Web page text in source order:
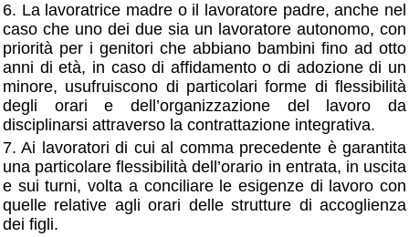
6. La lavoratrice madre o il lavoratore padre, anche nel
caso che uno dei due sia un lavoratore autonomo, con
priorità per i genitori che abbiano bambini fino ad otto
anni di età, in caso di affidamento o di adozione di un
minore, usufruiscono di particolari forme di flessibilità
degli orari e dell’organizzazione del lavoro da
disciplinarsi attraverso la contrattazione integrativa.
7. Ai lavoratori di cui al comma precedente è garantita
una particolare flessibilità dell’orario in entrata, in uscita
e sui turni, volta a conciliare le esigenze di lavoro con
quelle relative agli orari delle strutture di accoglienza
dei figli.